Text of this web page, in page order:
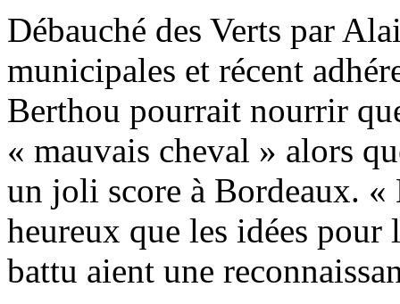
Débauché des Verts par
municipales et récent
Berthou pourrait nourrir
« mauvais cheval » alors
un joli score à Bordeaux. «
heureux que les idées
battu aient une